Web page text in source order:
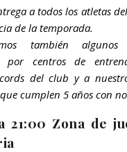
a todos los atletas
de la temporada.
también algunos
por centros de
del club y a
cumplen 5 años con
21:00 Zona de